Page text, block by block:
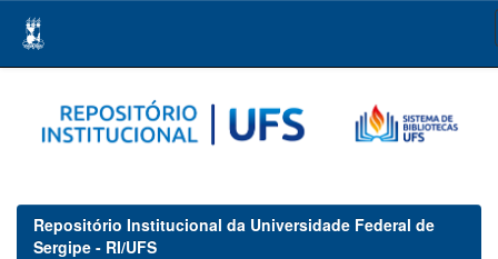
navigation
Repositório Institucional da Universidade Federal de
Sergipe - RI/UFS